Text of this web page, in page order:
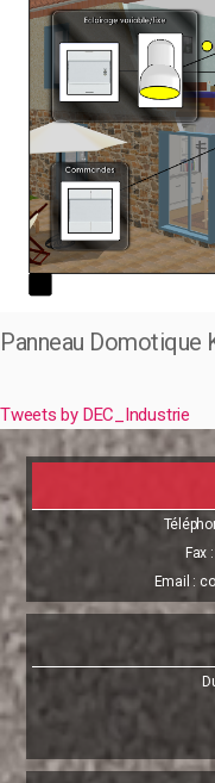
Panneau Domotique
Tweets by DEC_Industrie
Fax
Email :